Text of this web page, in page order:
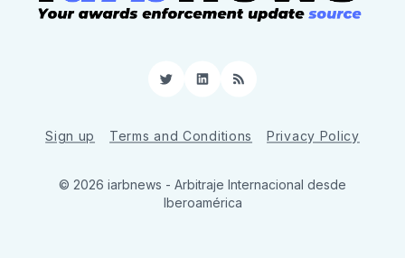
TwitterLinkedIn
RSS
Sign up Terms and Conditions Privacy Policy
© 2026 iarbnews - Arbitraje Internacional desde
Iberoamérica